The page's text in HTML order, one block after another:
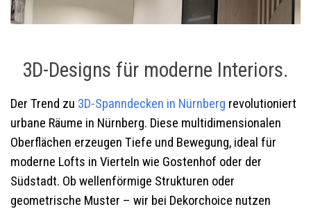
3D-Designs für moderne Interiors.
Der Trend zu 3D-Spanndecken in Nürnberg revolutioniert
urbane Räume in Nürnberg. Diese multidimensionalen
Oberflächen erzeugen Tiefe und Bewegung, ideal für
moderne Lofts in Vierteln wie Gostenhof oder der
Südstadt. Ob wellenförmige Strukturen oder
geometrische Muster – wir bei Dekorchoice nutzen